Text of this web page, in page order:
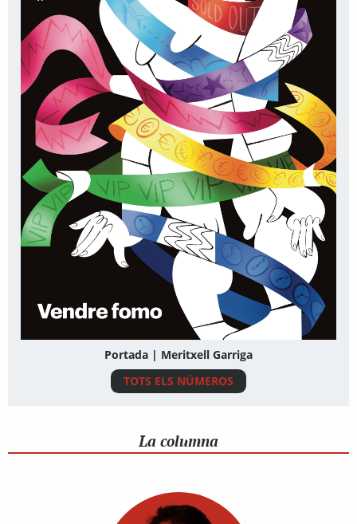
Portada | Meritxell Garriga
TOTS ELS NÚMEROS
La columna